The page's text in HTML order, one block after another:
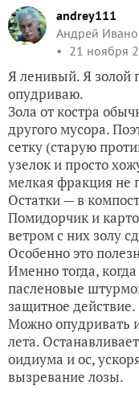
andrey111
Андрей
21 ноября
Я ленивый. Я золой
опудриваю.
Зола от костра
другого мусора.
сетку (старую
узелок и просто
мелкая фракция не
Остатки — в
Помидорчик и
ветром с них золу
Особенно это
Именно тогда,
пасленовые
защитное действие.
Можно опудривать
лета.
оидиума и ос,
вызревание лозы.